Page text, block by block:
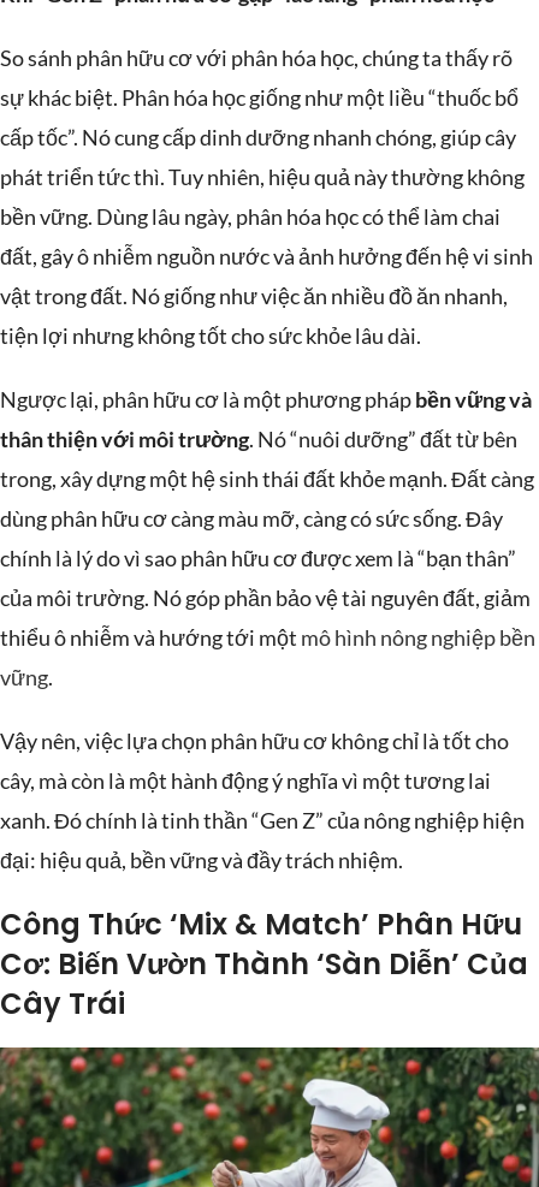
So sánh phân hữu cơ với phân hóa học, chúng ta thấy rõ
sự khác biệt. Phân hóa học giống như một liều “thuốc bổ
cấp tốc”. Nó cung cấp dinh dưỡng nhanh chóng, giúp cây
phát triển tức thì. Tuy nhiên, hiệu quả này thường không
bền vững. Dùng lâu ngày, phân hóa học có thể làm chai
đất, gây ô nhiễm nguồn nước và ảnh hưởng đến hệ vi sinh
vật trong đất. Nó giống như việc ăn nhiều đồ ăn nhanh,
tiện lợi nhưng không tốt cho sức khỏe lâu dài.
Ngược lại, phân hữu cơ là một phương phápbền vững và
thân thiện với môi trường. Nó “nuôi dưỡng” đất từ bên
trong, xây dựng một hệ sinh thái đất khỏe mạnh. Đất càng
dùng phân hữu cơ càng màu mỡ, càng có sức sống. Đây
chính là lý do vì sao phân hữu cơ được xem là “bạn thân”
của môi trường. Nó góp phần bảo vệ tài nguyên đất, giảm
thiểu ô nhiễm và hướng tới một mô hình nông nghiệp bền
vững.
Vậy nên, việc lựa chọn phân hữu cơ không chỉ là tốt cho
cây, mà còn là một hành động ý nghĩa vì một tương lai
xanh. Đó chính là tinh thần “Gen Z” của nông nghiệp hiện
đại: hiệu quả, bền vững và đầy trách nhiệm.
Công Thức ‘Mix & Match’ Phân Hữu
Cơ: Biến Vườn Thành ‘Sàn Diễn’ Của
Cây Trái